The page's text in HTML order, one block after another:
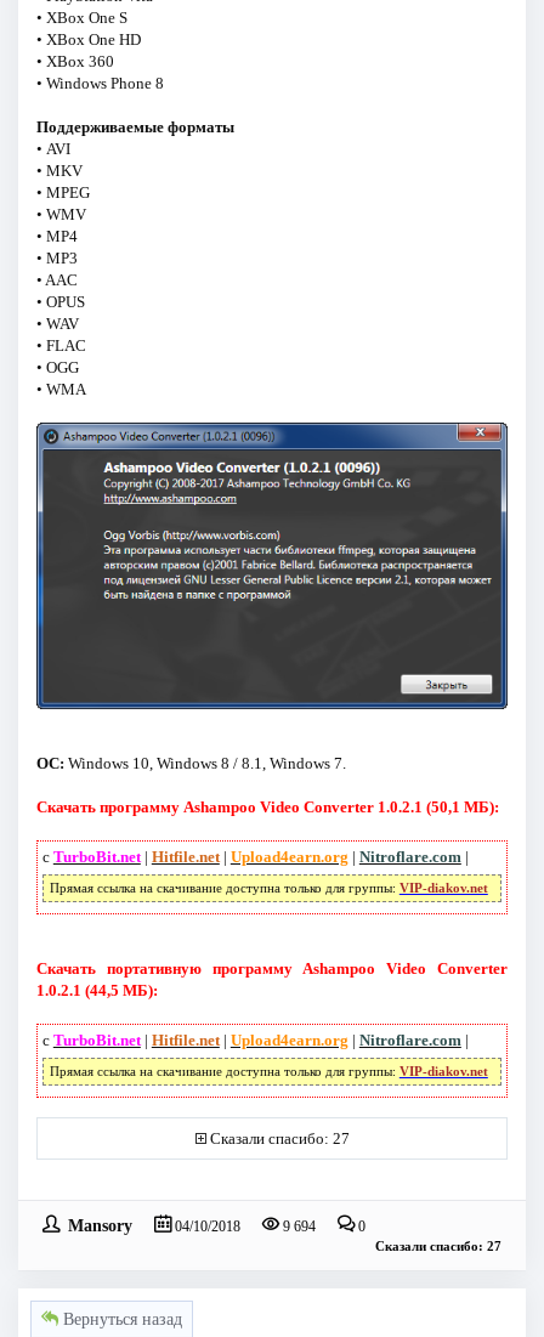
• XBox One S
• XBox One HD
• XBox 360
• Windows Phone 8
Поддерживаемые форматы
• AVI
• MKV
• MPEG
• WMV
• MP4
• MP3
• AAC
• OPUS
• WAV
• FLAC
• OGG
• WMA
ОС: Windows 10, Windows 8 / 8.1, Windows 7.
Скачать программу Ashampoo Video Converter 1.0.2.1 (50,1 МБ):
с TurboBit.net| Hitfile.net| Upload4earn.org | Nitroflare.com |
Прямая ссылка на скачивание доступна только для группы: VIP-diakov.net
Скачать портативную программу Ashampoo Video Converter
1.0.2.1 (44,5 МБ):
с TurboBit.net| Hitfile.net| Upload4earn.org | Nitroflare.com |
Прямая ссылка на скачивание доступна только для группы: VIP-diakov.net
Сказали спасибо: 27
Mansory 04/10/2018 9 694 0
Сказали спасибо: 27
Вернуться назад